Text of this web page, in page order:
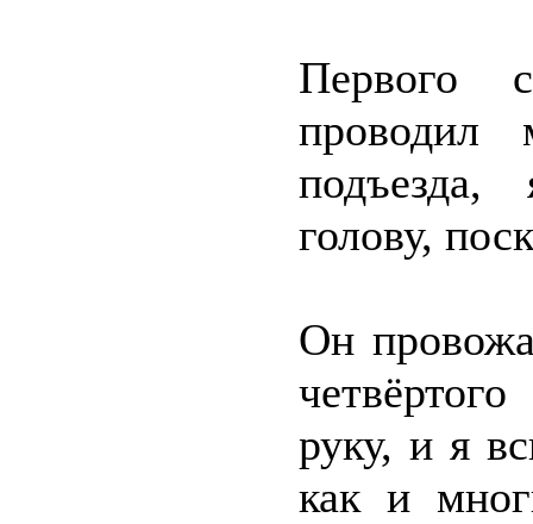
Первого
подъезда,
голову,
Он
руку, и я
как и